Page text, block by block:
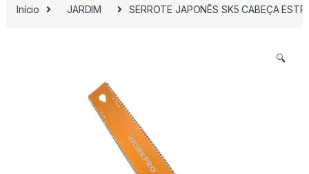
Início JARDIM SERROTE JAPONÊS SK5 CABEÇA
🔍